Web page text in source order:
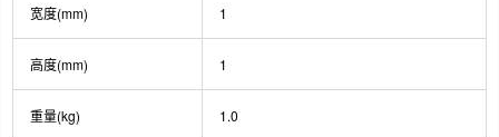
宽度(mm) 1
高度(mm) 1
重量(kg) 1.0